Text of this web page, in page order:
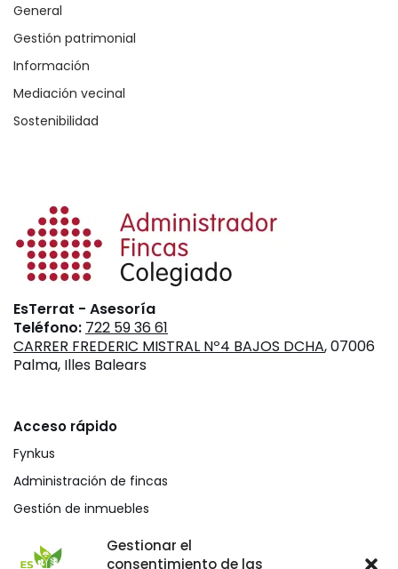
Gestionar el
consentimiento de las
General
Gestión patrimonial
Información
Mediación vecinal
Sostenibilidad
EsTerrat - Asesoría
Teléfono: 722 59 36 61
CARRER FREDERIC MISTRAL Nº4 BAJOS DCHA, 07006
Palma, Illes Balears
Acceso rápido
Fynkus
Administración de fincas
Gestión de inmuebles
Mediación civil y mercantil
Blog